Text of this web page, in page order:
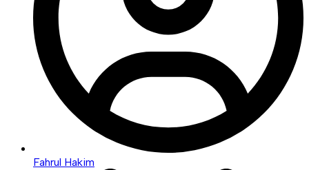
Fahrul Hakim